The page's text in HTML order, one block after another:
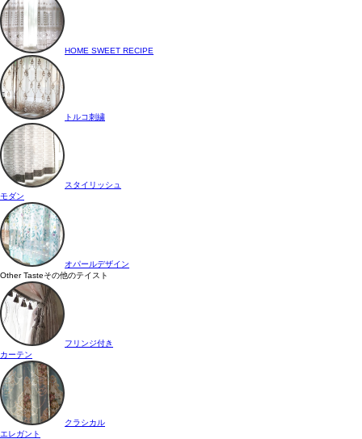
HOME SWEET RECIPE
トルコ刺繍
スタイリッシュ
モダン
オパールデザイン
Other Tasteその他のテイスト
フリンジ付き
カーテン
クラシカル
エレガント